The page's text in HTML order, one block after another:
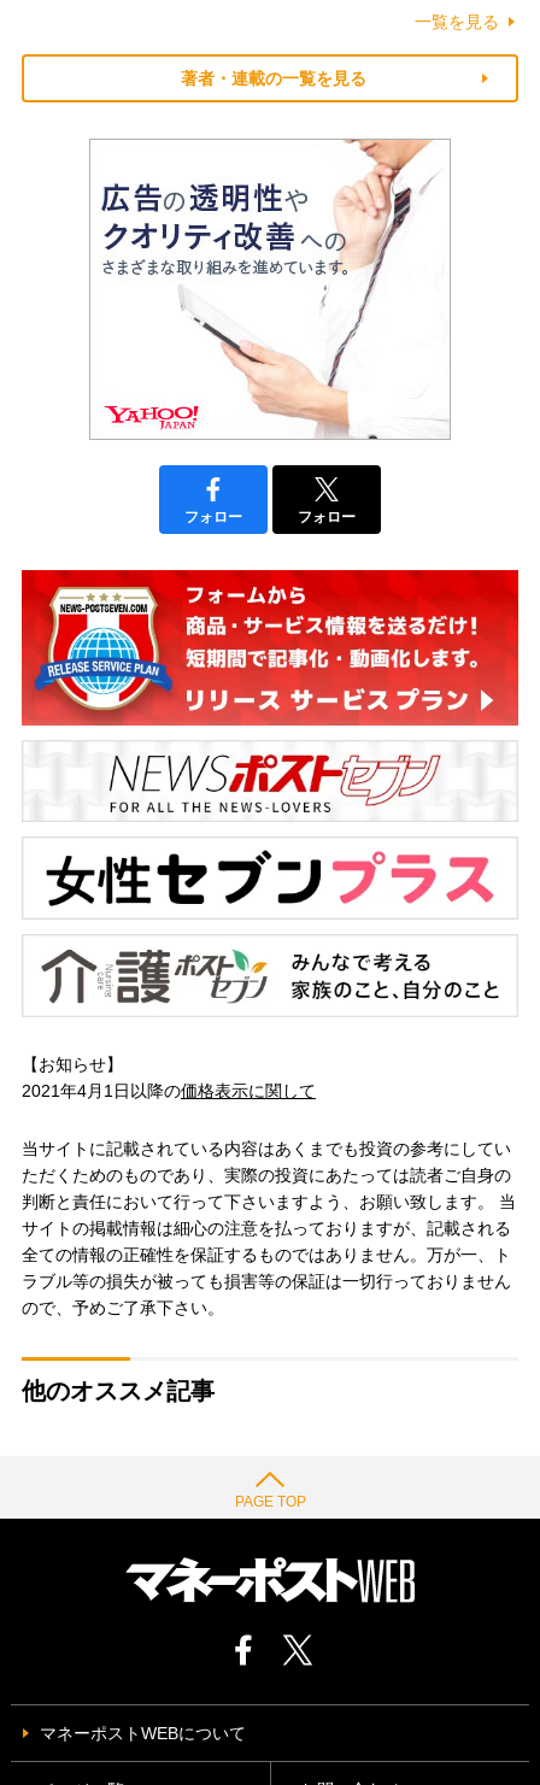
一覧を見る
著者・連載の一覧を見る
フォロー フォロー
【お知らせ】
2021年4月1日以降の価格表示に関して
当サイトに記載されている内容はあくまでも投資の参考にしてい
ただくためのものであり、実際の投資にあたっては読者ご自身の
判断と責任において行って下さいますよう、お願い致します。 当
サイトの掲載情報は細心の注意を払っておりますが、記載される
全ての情報の正確性を保証するものではありません。万が一、ト
ラブル等の損失が被っても損害等の保証は一切行っておりません
ので、予めご了承下さい。
他のオススメ記事
PAGE TOP
マネーポストWEBについて